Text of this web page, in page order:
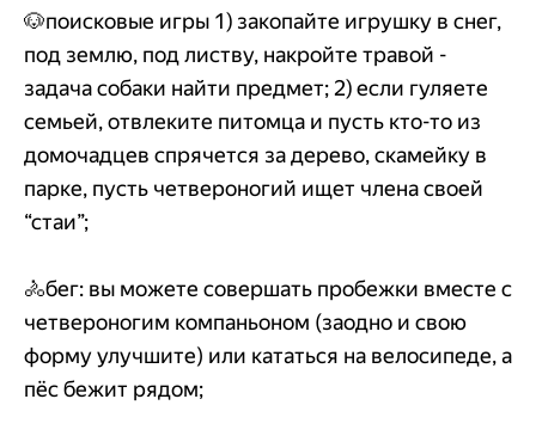
🐶поисковые игры 1) закопайте игрушку в снег,
под землю, под листву, накройте травой -
задача собаки найти предмет; 2) если гуляете
семьей, отвлеките питомца и пусть кто-то из
домочадцев спрячется за дерево, скамейку в
парке, пусть четвероногий ищет члена своей
“стаи”;
🚴бег: вы можете совершать пробежки вместе с
четвероногим компаньоном (заодно и свою
форму улучшите) или кататься на велосипеде, а
пёс бежит рядом;